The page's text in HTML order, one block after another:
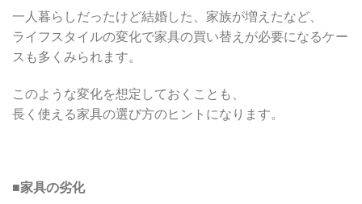
一人暮らしだったけど結婚した、家族が増えたなど、
ライフスタイルの変化で家具の買い替えが必要になるケー
スも多くみられます。
このような変化を想定しておくことも、
長く使える家具の選び方のヒントになります。
■家具の劣化